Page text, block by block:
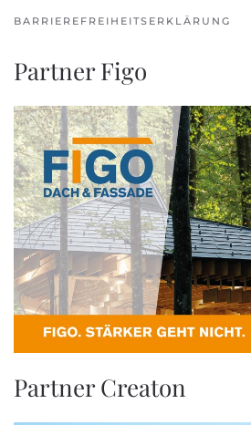
BARRIEREFREIHEITSERKLÄRUNG
Partner Figo
Partner Creaton